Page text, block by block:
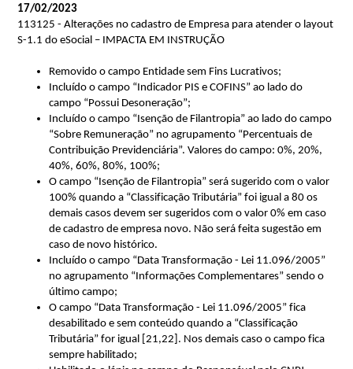
17/02/2023
113125 - Alterações no cadastro de Empresa para atender o layout
S-1.1 doeSocial – IMPACTA EM INSTRUÇÃO
Removido o campo Entidade sem Fins Lucrativos;
Incluído o campo “Indicador PIS e COFINS” ao lado do
campo “Possui Desoneração”;
Incluído o campo “Isenção de Filantropia” ao lado do campo
“Sobre Remuneração” no agrupamento “Percentuais de
Contribuição Previdenciária”. Valores do campo: 0%, 20%,
40%, 60%, 80%, 100%;
O campo “Isenção de Filantropia” será sugerido com o valor
100% quando a “Classificação Tributária” foi igual a 80 os
demais casos devem ser sugeridos com o valor 0% em caso
de cadastro de empresa novo. Não será feita sugestão em
caso de novo histórico.
Incluído o campo “Data Transformação - Lei 11.096/2005”
no agrupamento “Informações Complementares” sendo o
último campo;
O campo “Data Transformação - Lei 11.096/2005” fica
desabilitado e sem conteúdo quando a “Classificação
Tributária” for igual [21,22]. Nos demais caso o campo fica
sempre habilitado;